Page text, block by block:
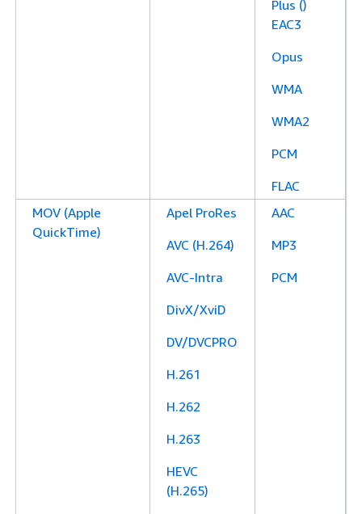
Plus ()
EAC3
Opus
WMA
WMA2
PCM
FLAC
MOV (Apple
QuickTime)
Apel ProRes
AVC (H.264)
AVC-Intra
DivX/XviD
DV/DVCPRO
H.261
H.262
H.263
HEVC
(H.265)
AAC
MP3
PCM